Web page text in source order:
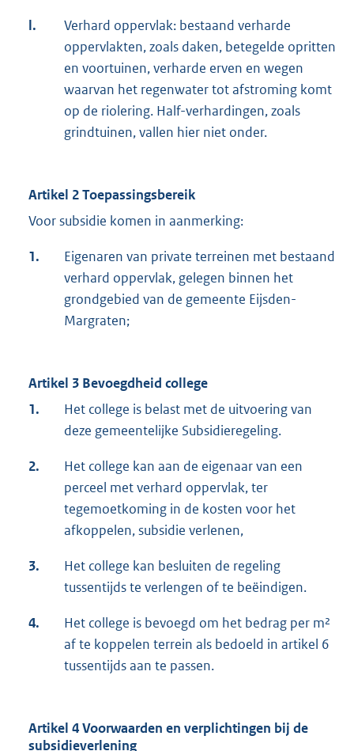
l.
Verhard oppervlak: bestaand verharde
oppervlakten, zoals daken, betegelde opritten
en voortuinen, verharde erven en wegen
waarvan het regenwater tot afstroming komt
op de riolering. Half-verhardingen, zoals
grindtuinen, vallen hier niet onder.
Artikel 2 Toepassingsbereik
Voor subsidie komen in aanmerking:
1.
Eigenaren van private terreinen met bestaand
verhard oppervlak, gelegen binnen het
grondgebied van de gemeente Eijsden-
Margraten;
Artikel 3 Bevoegdheid college
1.
Het college is belast met de uitvoering van
deze gemeentelijke Subsidieregeling.
2.
Het college kan aan de eigenaar van een
perceel met verhard oppervlak, ter
tegemoetkoming in de kosten voor het
afkoppelen, subsidie verlenen,
3.
Het college kan besluiten de regeling
tussentijds te verlengen of te beëindigen.
4.
Het college is bevoegd om het bedrag per m²
af te koppelen terrein als bedoeld in artikel 6
tussentijds aan te passen.
Artikel 4 Voorwaarden en verplichtingen bij de
subsidieverlening